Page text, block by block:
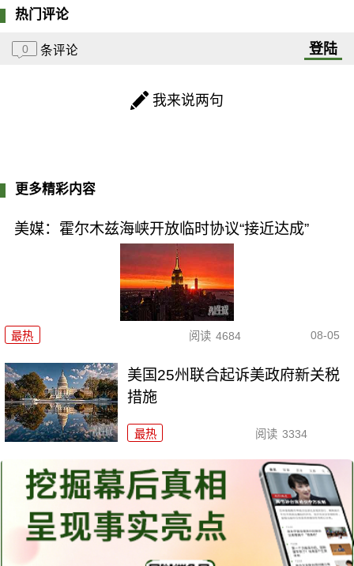
热门评论
0 条评论 登陆
我来说两句
更多精彩内容
美媒：霍尔木兹海峡开放临时协议“接近达成”
最热 阅读 4684 08-05
美国25州联合起诉美政府新关税
措施
最热 阅读 3334